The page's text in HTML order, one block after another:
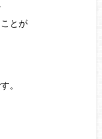
とが
。